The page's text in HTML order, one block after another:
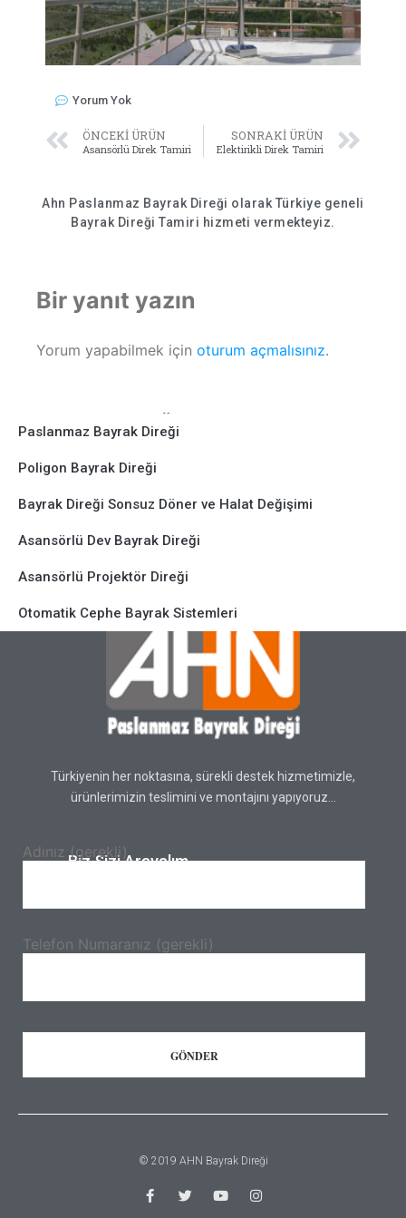
Yorum Yok
ÖNCEKI ÜRÜN
Asansörlü Direk Tamiri
SONRAKI ÜRÜN
Elektirikli Direk Tamiri
Ahn Paslanmaz Bayrak Direği olarak Türkiye geneli
Bayrak Direği Tamiri hizmeti vermekteyiz.
Bir yanıt yazın
Yorum yapabilmek için oturum açmalısınız.
Ürünlerimiz
Paslanmaz Bayrak Direği
Poligon Bayrak Direği
Bayrak Direği Sonsuz Döner ve Halat Değişimi
Asansörlü Dev Bayrak Direği
Asansörlü Projektör Direği
Otomatik Cephe Bayrak Sistemleri
destek ekibimizi arayabilirsiniz. 0 (537)
215 15 43
Türkiyenin her noktasına, sürekli destek hizmetimizle,
ürünlerimizin teslimini ve montajını yapıyoruz…
Biz Sizi Arayalım.
Adınız (gerekli)
Telefon Numaranız (gerekli)
© 2019 AHN Bayrak Direği